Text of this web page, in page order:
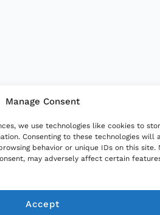
Manage Consent
we use technologies like cookies to
Consenting to these technologies will
behavior or unique IDs on this site.
may adversely affect certain
Accept